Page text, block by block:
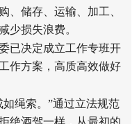
、储存、运输、加工、
少损失浪费。
已决定成立工作专班开
作方案，高质高效做好
绳索。”通过立法规范
绝酒驾一样，从最初的